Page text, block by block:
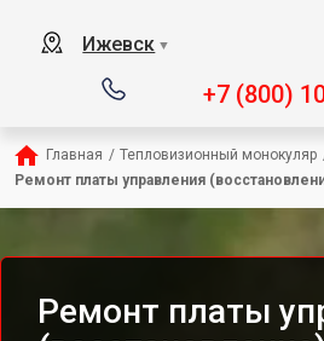
Ижевск ▼
+7 (800)
Главная / Тепловизионный монокуляр
Ремонт платы управления
Ремонт платы